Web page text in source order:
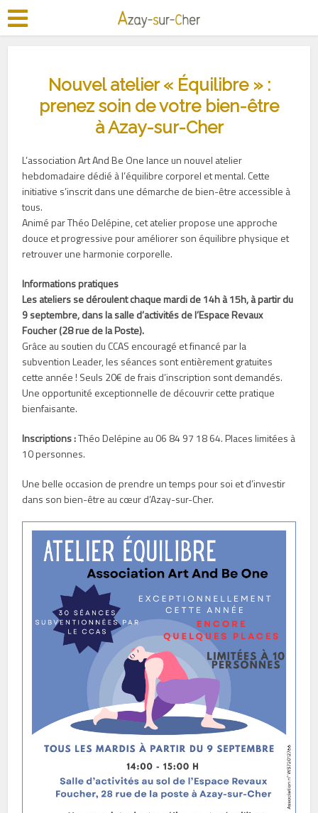
Nouvel atelier « Équilibre » :
prenez soin de votre bien-être
à Azay-sur-Cher
L’association Art And Be One lance un nouvel atelier
hebdomadaire dédié à l’équilibre corporel et mental. Cette
initiative s’inscrit dans une démarche de bien-être accessible à
tous.
Animé par Théo Delépine, cet atelier propose une approche
douce et progressive pour améliorer son équilibre physique et
retrouver une harmonie corporelle.
Informations pratiques
Les ateliers se déroulent chaque mardi de 14h à 15h, à partir du
9 septembre, dans la salle d’activités de l’Espace Revaux
Foucher (28 rue de la Poste).
Grâce au soutien du CCAS encouragé et financé par la
subvention Leader, les séances sont entièrement gratuites
cette année ! Seuls 20€ de frais d’inscription sont demandés.
Une opportunité exceptionnelle de découvrir cette pratique
bienfaisante.
Inscriptions :Théo Delépine au 06 84 97 18 64. Places limitées à
10 personnes.
Une belle occasion de prendre un temps pour soi et d’investir
dans son bien-être au cœur d’Azay-sur-Cher.